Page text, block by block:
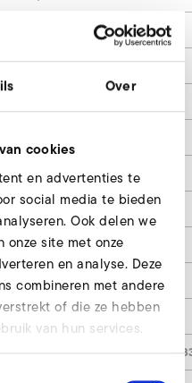
Over
cookies
en advertenties te
social media te bieden
Ook delen we
onze site met onze
en analyse. Deze
combineren met andere
of die ze hebben
van hun services.
150
50/70/60
45
5,5
90
6
Art. Nr / No. 001451/000114/